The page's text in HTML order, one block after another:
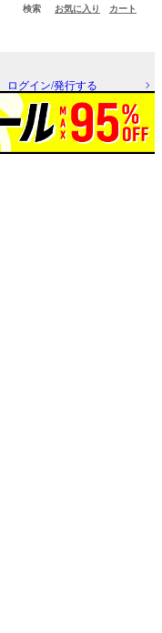
検索 お気に入り カート
ログイン/発行する